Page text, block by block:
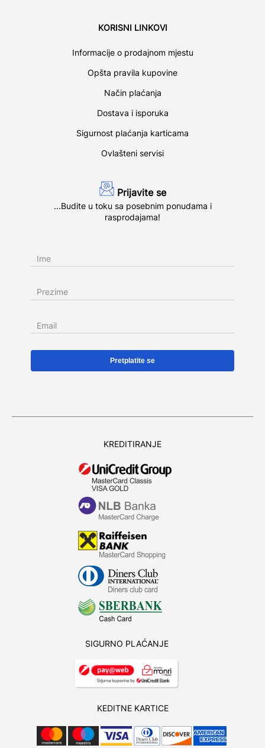
KORISNI LINKOVI
Informacije o prodajnom mjestu
Opšta pravila kupovine
Način plaćanja
Dostava i isporuka
Sigurnost plaćanja karticama
Ovlašteni servisi
Prijavite se
...Budite u toku sa posebnim ponudama i
rasprodajama!
Ime
Prezime
Email
KREDITIRANJE
SIGURNO PLAĆANJE
KEDITNE KARTICE